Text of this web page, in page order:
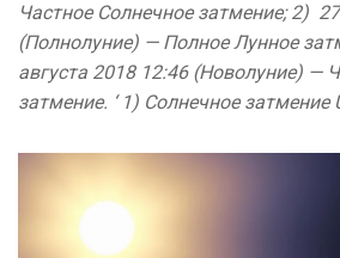
Частное Солнечное затмение; 2)
(Полнолуние) — Полное Лунное
августа 2018 12:46 (Новолуние) —
затмение. ‘ 1) Солнечное затмение